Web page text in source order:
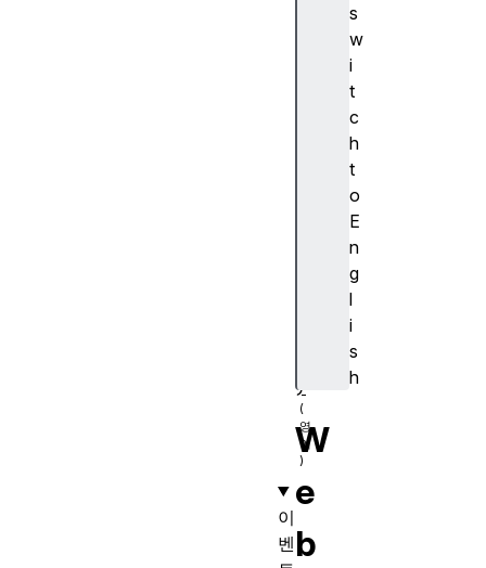
s
w
i
t
c
h
t
o
E
n
g
l
i
s
h
W
e
b
)
이
벤